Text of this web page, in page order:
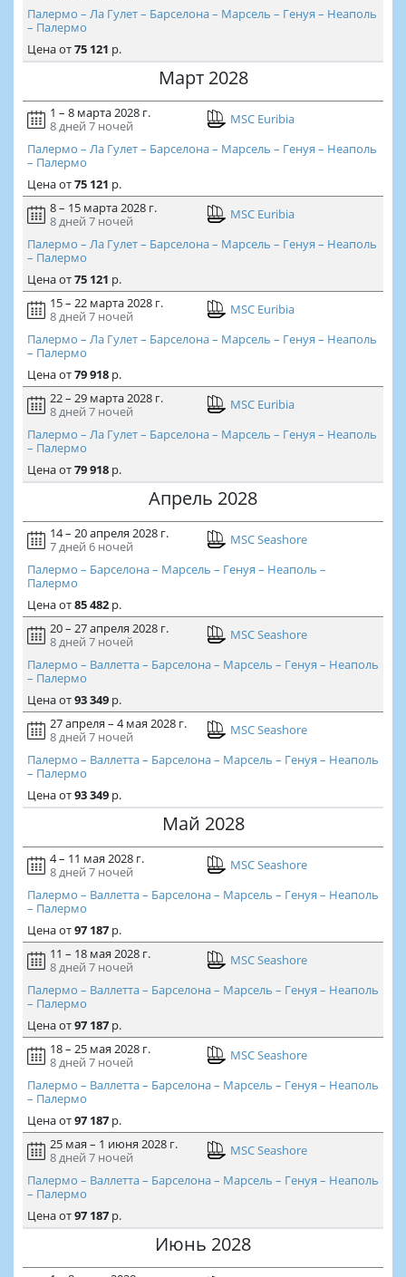
Палермо – Ла Гулет – Барселона – Марсель – Генуя – Неаполь
– Палермо
Ценаот75 121 р.
Март 2028
1 – 8 марта 2028 г.
8 дней 7 ночей
MSC Euribia
Палермо – Ла Гулет – Барселона – Марсель – Генуя – Неаполь
– Палермо
Ценаот75 121 р.
8 – 15 марта 2028 г.
8 дней 7 ночей
MSC Euribia
Палермо – Ла Гулет – Барселона – Марсель – Генуя – Неаполь
– Палермо
Ценаот75 121 р.
15 – 22 марта 2028 г.
8 дней 7 ночей
MSC Euribia
Палермо – Ла Гулет – Барселона – Марсель – Генуя – Неаполь
– Палермо
Ценаот79 918р.
22 – 29 марта 2028 г.
8 дней 7 ночей
MSC Euribia
Палермо – Ла Гулет – Барселона – Марсель – Генуя – Неаполь
– Палермо
Ценаот79 918р.
Апрель 2028
14 – 20 апреля 2028 г.
7 дней 6 ночей
MSC Seashore
Палермо – Барселона – Марсель – Генуя – Неаполь –
Палермо
Ценаот85 482р.
20 – 27 апреля 2028 г.
8 дней 7 ночей
MSC Seashore
Палермо – Валлетта – Барселона – Марсель – Генуя – Неаполь
– Палермо
Ценаот93 349р.
27 апреля – 4 мая 2028 г.
8 дней 7 ночей
MSC Seashore
Палермо – Валлетта – Барселона – Марсель – Генуя – Неаполь
– Палермо
Ценаот93 349р.
Май 2028
4 – 11 мая 2028 г.
8 дней 7 ночей
MSC Seashore
Палермо – Валлетта – Барселона – Марсель – Генуя – Неаполь
– Палермо
Ценаот97 187р.
11 – 18 мая 2028 г.
8 дней 7 ночей
MSC Seashore
Палермо – Валлетта – Барселона – Марсель – Генуя – Неаполь
– Палермо
Ценаот97 187р.
18 – 25 мая 2028 г.
8 дней 7 ночей
MSC Seashore
Палермо – Валлетта – Барселона – Марсель – Генуя – Неаполь
– Палермо
Ценаот97 187р.
25 мая – 1 июня 2028 г.
8 дней 7 ночей
MSC Seashore
Палермо – Валлетта – Барселона – Марсель – Генуя – Неаполь
– Палермо
Ценаот97 187р.
Июнь 2028